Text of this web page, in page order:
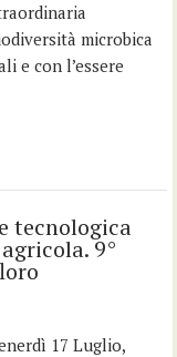
microbica
e con l’essere
tecnologica
9°
17 Luglio,